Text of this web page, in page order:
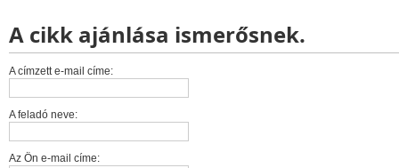
A cikk ajánlása ismerősnek.
A címzett e-mail címe:
A feladó neve:
Az Ön e-mail címe: